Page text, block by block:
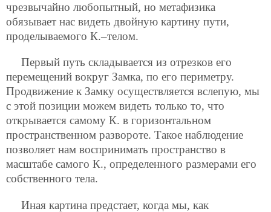
чрезвычайно любопытный, но метафизика
обязывает нас видеть двойную картину пути,
проделываемого К.–телом.
Первый путь складывается из отрезков его
перемещений вокруг Замка, по его периметру.
Продвижение к Замку осуществляется вслепую, мы
с этой позиции можем видеть только то, что
открывается самому К. в горизонтальном
пространственном развороте. Такое наблюдение
позволяет нам воспринимать пространство в
масштабе самого К., определенного размерами его
собственного тела.
Иная картина предстает, когда мы, как